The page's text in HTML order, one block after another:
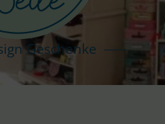
Geschenke